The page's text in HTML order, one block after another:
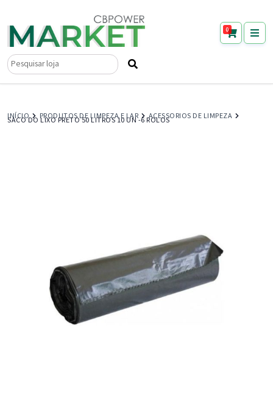
0
Pesquisar
INÍCIO PRODUTOS DE LIMPEZA E LAR ACESSORIOS DE LIMPEZA
SACO DO LIXO PRETO 50 LITROS 10 UN -6 ROLOS